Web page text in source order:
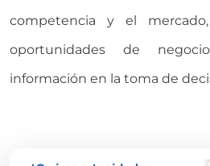
competencia y el
oportunidades de
información en la toma de